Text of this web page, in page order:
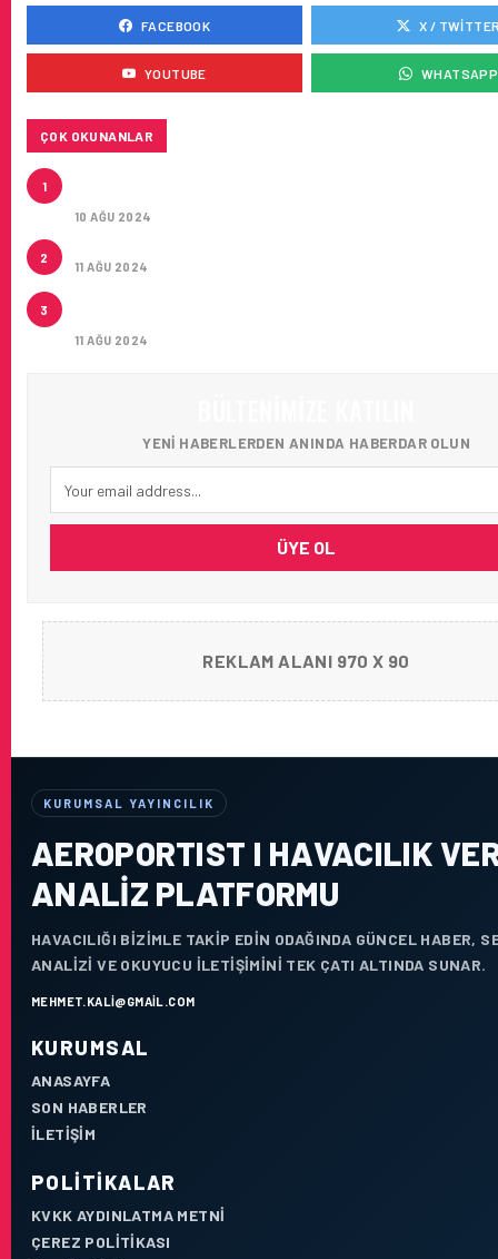
FACEBOOK X /
YOUTUBE WHATSAPP
ÇOK OKUNANLAR
1
10 AĞU 2024
2
11 AĞU 2024
3
11 AĞU 2024
YENI HABERLERDEN ANINDA HABERDAR OLUN
ÜYE OL
REKLAM ALANI 970 X 90
KURUMSAL YAYINCILIK
AEROPORTIST I HAVACILIK
ANALIZ PLATFORMU
HAVACILIĞI BIZIMLE TAKIP EDIN ODAĞINDA GÜNCEL HABER,
ANALIZI VE OKUYUCU ILETIŞIMINI TEK ÇATI ALTINDA SUNAR.
MEHMET.KALI@GMAIL.COM
KURUMSAL
ANASAYFA
SON HABERLER
İLETIŞIM
POLITIKALAR
KVKK AYDINLATMA METNI
ÇEREZ POLITIKASI